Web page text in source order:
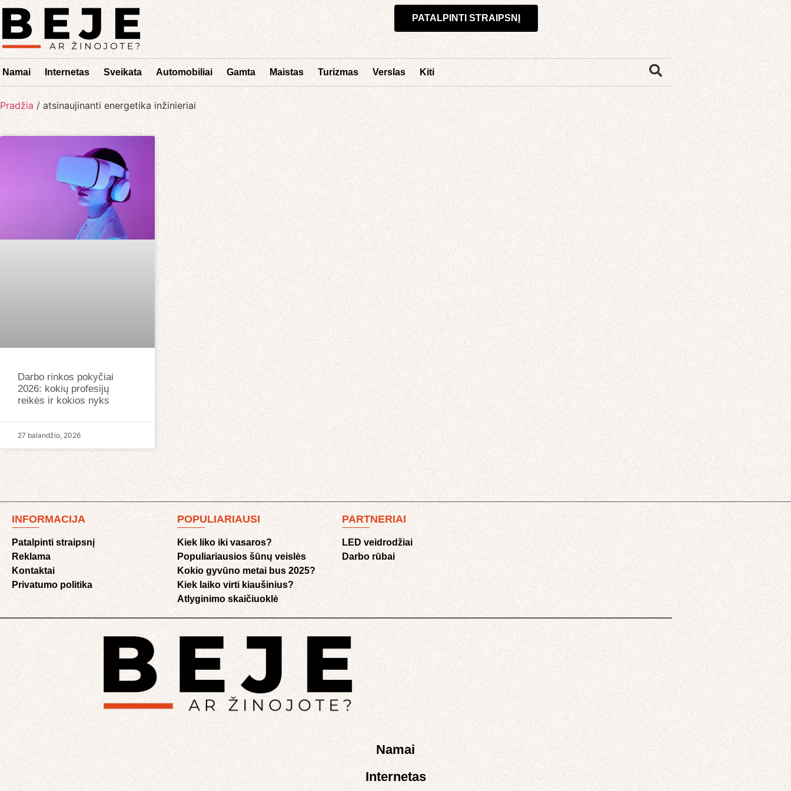
PATALPINTI STRAIPSNĮ
Namai Internetas Sveikata Automobiliai Gamta Maistas Turizmas Verslas Kiti
Pradžia / atsinaujinanti energetika inžinieriai
Darbo rinkos pokyčiai
2026: kokių profesijų
reikės ir kokios nyks
27 balandžio, 2026
INFORMACIJA
Patalpinti straipsnį
Reklama
Kontaktai
Privatumo politika
POPULIARIAUSI
Kiek liko iki vasaros?
Populiariausios šūnų veislės
Kokio gyvūno metai bus 2025?
Kiek laiko virti kiaušinius?
Atlyginimo skaičiuoklė​
PARTNERIAI
LED veidrodžiai
Darbo rūbai
Namai
Internetas